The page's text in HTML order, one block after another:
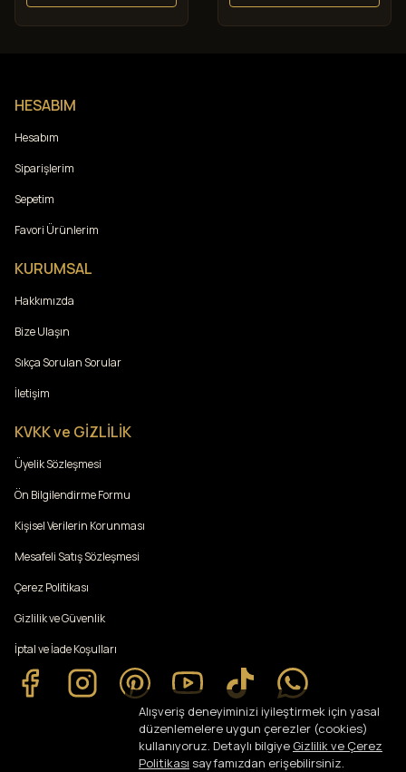
Alışveriş deneyiminizi iyileştirmek için yasal
düzenlemelere uygun çerezler (cookies)
kullanıyoruz. Detaylı bilgiye Gizlilik ve Çerez
Politikası sayfamızdan erişebilirsiniz.
HESABIM
Hesabım
Siparişlerim
Sepetim
Favori Ürünlerim
KURUMSAL
Hakkımızda
Bize Ulaşın
Sıkça Sorulan Sorular
İletişim
KVKK ve GİZLİLİK
Üyelik Sözleşmesi
Ön Bilgilendirme Formu
Kişisel Verilerin Korunması
Mesafeli Satış Sözleşmesi
Çerez Politikası
Gizlilik ve Güvenlik
İptal ve İade Koşulları